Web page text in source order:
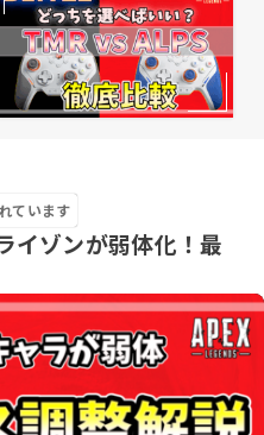
ています
イゾンが弱体化！最